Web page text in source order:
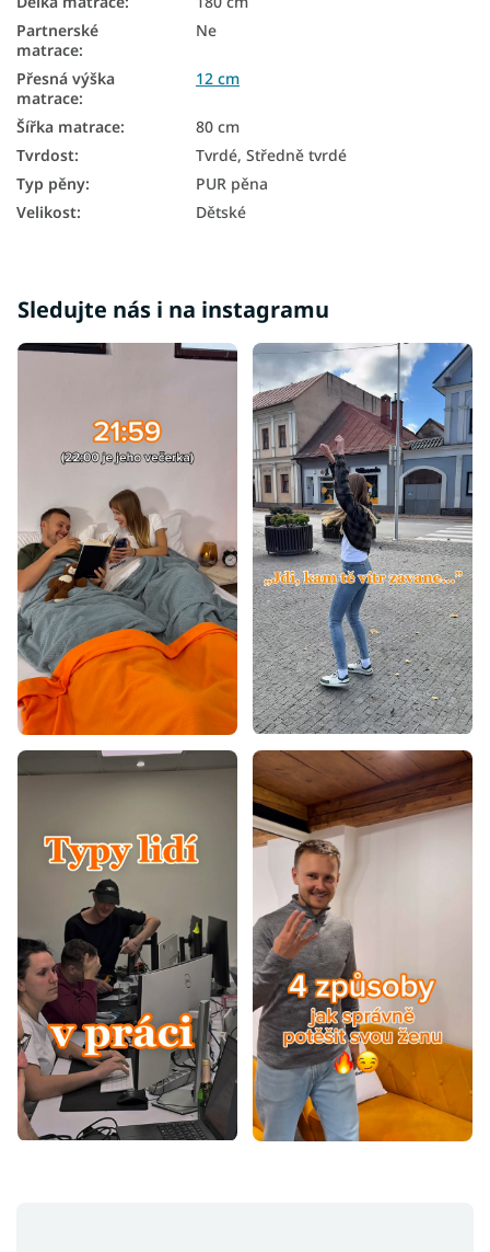
Partnerské
matrace:
Ne
Přesná výška
matrace:
12 cm
Šířka matrace:
80 cm
Tvrdost:
Tvrdé, Středně tvrdé
Typ pěny:
PUR pěna
Velikost: Dětské
Sledujte nás i na instagramu